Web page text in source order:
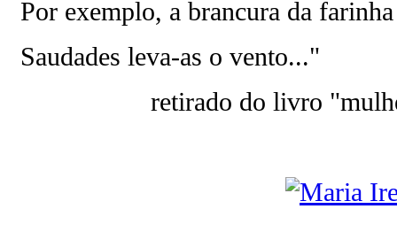
Por exemplo, a brancura da
Saudades leva-as o vento..."
retirado do livro